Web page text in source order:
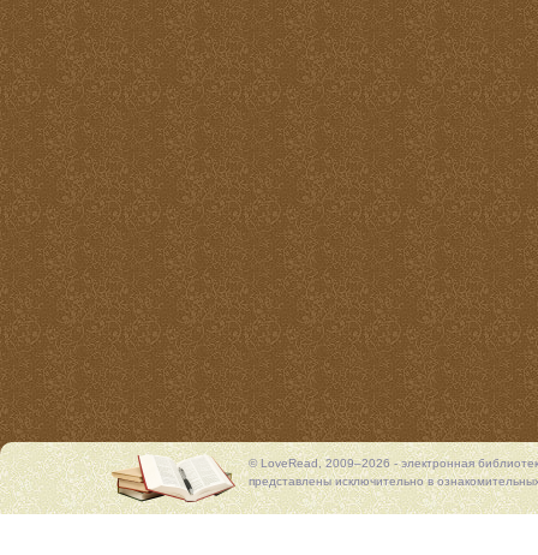
© LoveRead, 2009–2026 - электронная
представлены исключительно в